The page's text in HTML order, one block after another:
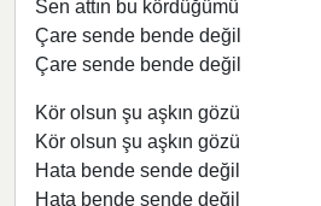
Sen attın bu kördüğümü
Çare sende bende değil
Çare sende bende değil
Kör olsun şu aşkın gözü
Kör olsun şu aşkın gözü
Hata bende sende değil
Hata bende sende değil